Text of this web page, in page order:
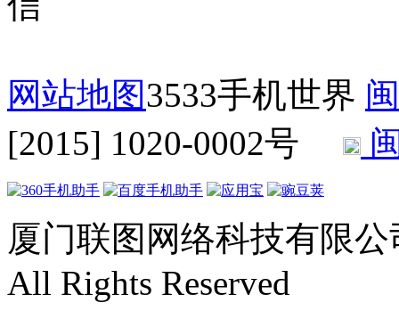
网站地图3533手机世界
[2015] 1020-0002号
厦门联图网络科技有限公
All Rights Reserved